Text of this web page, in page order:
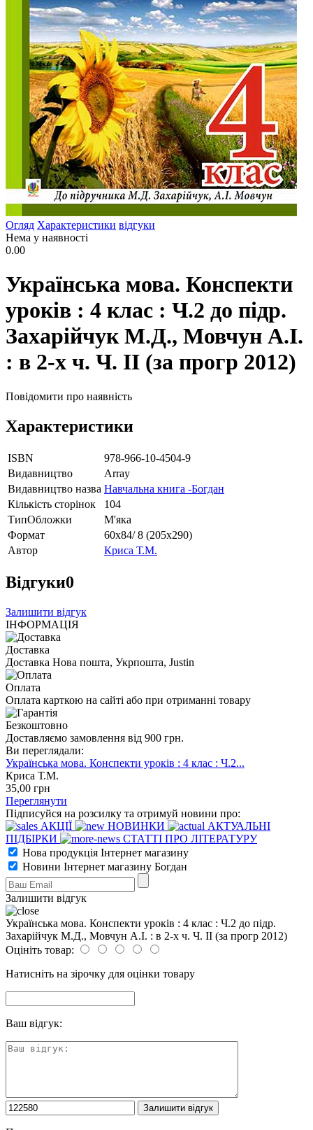
Огляд Характеристики відгуки
Нема у наявності
0.00
Українська мова. Конспекти
уроків : 4 клас : Ч.2 до підр.
Захарійчук М.Д., Мовчун А.І.
: в 2-х ч. Ч. ІІ (за прогр 2012)
Повідомити про наявність
Характеристики
ISBN
978-966-10-4504-9
Видавництво
Array
Видавництво назва Навчальна книга -Богдан
Кількість сторінок
104
ТипОбложки
М'яка
Формат
60х84/ 8 (205х290)
Автор
Криса Т.М.
Відгуки0
Залишити відгук
ІНФОРМАЦІЯ
Доставка
Доставка Нова пошта, Укрпошта, Justin
Оплата
Оплата карткою на сайті або при отриманні товару
Безкоштовно
Доставляємо замовлення від 900 грн.
Ви переглядали:
Українська мова. Конспекти уроків : 4 клас : Ч.2...
Криса Т.М.
35,00 грн
Переглянути
Підписуйся на розсилку та отримуй новини про:
АКЦІЇ
НОВИНКИ
АКТУАЛЬНІ
ПІДБІРКИ
СТАТТІ ПРО ЛІТЕРАТУРУ
Нова продукція Інтернет магазину
Новини Інтернет магазину Богдан
Залишити відгук
Українська мова. Конспекти уроків : 4 клас : Ч.2 до підр.
Захарійчук М.Д., Мовчун А.І. : в 2-х ч. Ч. ІІ (за прогр 2012)
Оцініть товар:
Натисніть на зірочку для оцінки товару
Ваш відгук: